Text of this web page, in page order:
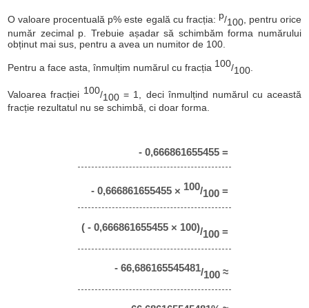
O valoare procentuală p% este egală cu fracția: p/100, pentru orice
număr zecimal p. Trebuie așadar să schimbăm forma numărului
obținut mai sus, pentru a avea un numitor de 100.
Pentru a face asta, înmulțim numărul cu fracția 100/100
Valoarea fracției 100/100 = 1, deci înmulțind numărul cu această
fracție rezultatul nu se schimbă, ci doar forma.
- 0,666861655455 =
- 0,666861655455 × 100/100=
( - 0,666861655455 × 100)/100=
- 66,686165545481/100≈